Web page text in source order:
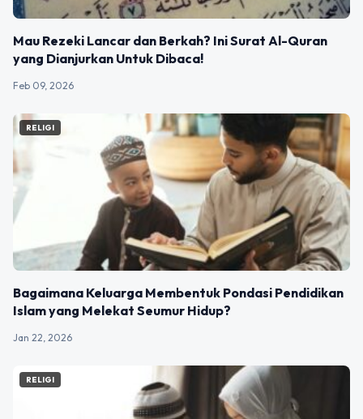
Mau Rezeki Lancar dan Berkah? Ini Surat Al-Quran
yang Dianjurkan Untuk Dibaca!
Feb 09, 2026
RELIGI
Bagaimana Keluarga Membentuk Pondasi Pendidikan
Islam yang Melekat Seumur Hidup?
Jan 22, 2026
RELIGI